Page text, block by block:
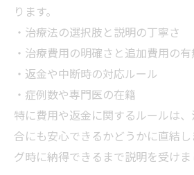
ります。
・治療法の選択肢と説明の丁寧さ
・治療費用の明確さと追加費用の有
・返金や中断時の対応ルール
・症例数や専門医の在籍
特に費用や返金に関するルールは
合にも安心できるかどうかに直結
グ時に納得できるまで説明を受けま